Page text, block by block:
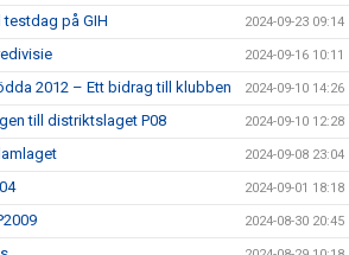
på GIH 2024-09-23 09:14
2024-09-16 10:11
2012 – Ett bidrag till klubben 2024-09-10 14:26
till distriktslaget P08 2024-09-10 12:28
2024-09-08 23:04
2024-09-01 18:18
2024-08-30 20:45